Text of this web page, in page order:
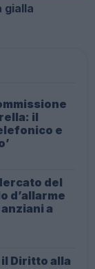
gialla
il
e
del
d’allarme
a
Diritto alla